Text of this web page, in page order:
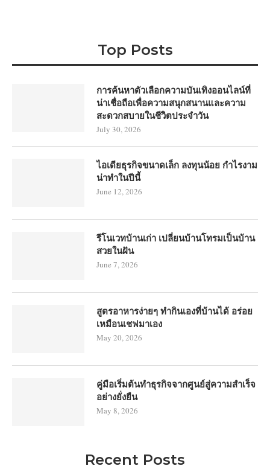
Top Posts
การค้นหาตัวเลือกความบันเทิงออนไลน์ที่
น่าเชื่อถือเพื่อความสนุกสนานและความ
สะดวกสบายในชีวิตประจำวัน
July 30, 2026
ไอเดียธุรกิจขนาดเล็ก ลงทุนน้อย กำไรงาม
น่าทำในปีนี้
June 12, 2026
รีโนเวทบ้านเก่า เปลี่ยนบ้านโทรมเป็นบ้าน
สวยในฝัน
June 7, 2026
สูตรอาหารง่ายๆ ทำกินเองที่บ้านได้ อร่อย
เหมือนเชฟมาเอง
May 20, 2026
คู่มือเริ่มต้นทำธุรกิจจากศูนย์สู่ความสำเร็จ
อย่างยั่งยืน
May 8, 2026
Recent Posts